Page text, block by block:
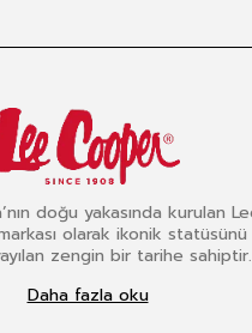
doğu yakasında kurulan
olarak ikonik
zengin bir tarihe sahiptir.
Daha fazla oku